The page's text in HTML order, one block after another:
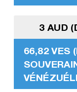
3 AUD
66,82 VES